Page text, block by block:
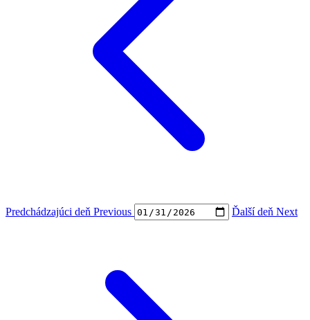
Predchádzajúci deň Previous Ďalší deň Next